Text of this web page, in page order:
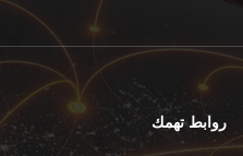
روابط تهمك